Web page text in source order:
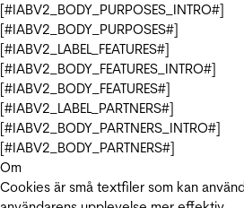
[#IABV2_BODY_PURPOSES_INTRO#]
[#IABV2_BODY_PURPOSES#]
[#IABV2_LABEL_FEATURES#]
[#IABV2_BODY_FEATURES_INTRO#]
[#IABV2_BODY_FEATURES#]
[#IABV2_LABEL_PARTNERS#]
[#IABV2_BODY_PARTNERS_INTRO#]
[#IABV2_BODY_PARTNERS#]
Om
Cookies är små textfiler som kan